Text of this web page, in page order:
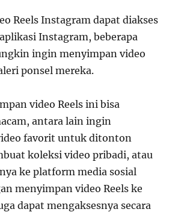
Reels Instagram dapat diakses
Instagram, beberapa
ingin menyimpan video
ponsel mereka.
video Reels ini bisa
antara lain ingin
favorit untuk ditonton
koleksi video pribadi, atau
ke platform media sosial
menyimpan video Reels ke
dapat mengaksesnya secara